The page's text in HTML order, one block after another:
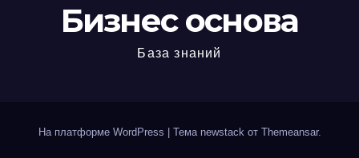
Бизнес основа
База знаний
На платформе WordPress Тема newstack от Themeansar.